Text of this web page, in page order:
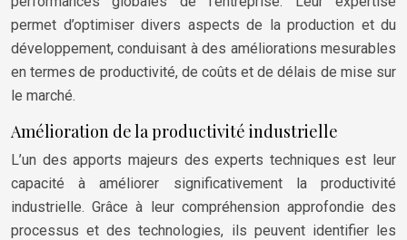
permet d’optimiser divers aspects de la production et du
développement, conduisant à des améliorations mesurables
en termes de productivité, de coûts et de délais de mise sur
le marché.
Amélioration de la productivité industrielle
L’un des apports majeurs des experts techniques est leur
capacité à améliorer significativement la productivité
industrielle. Grâce à leur compréhension approfondie des
processus et des technologies, ils peuvent identifier les